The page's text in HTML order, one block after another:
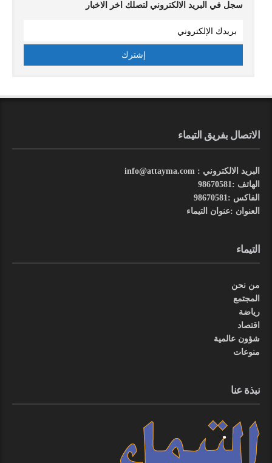
سجل في البريد الالكتروني لتصلك اخر الاخبار
الاتصال بفريق التيماء
البريد الالكتروني : info@attayma.com
الهاتف :98670581
الفاكس :98670581
العنوان :عنوان التيماء
التيماء
من نحن
المجتمع
رياضة
اقتصاد
شؤون عالمية
منوعات
نبذة عنا